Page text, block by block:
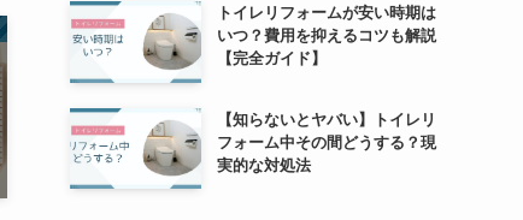
トイレリフォームが安い時期は
いつ？費用を抑えるコツも解説
【完全ガイド】
【知らないとヤバい】トイレリ
フォーム中その間どうする？現
実的な対処法